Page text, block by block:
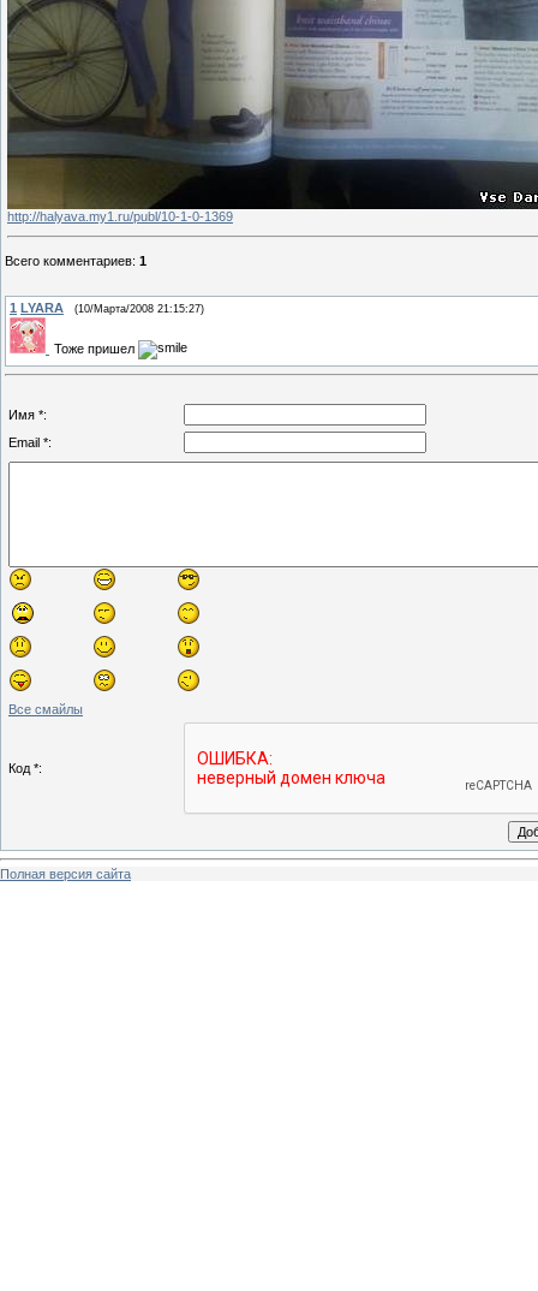
http://halyava.my1.ru/publ/10-1-0-1369
Всего комментариев: 1
1 LYARA (10/Марта/2008 21:15:27)
Тоже пришел
Имя *:
Email *:
Все смайлы
Код *:
Полная версия сайта